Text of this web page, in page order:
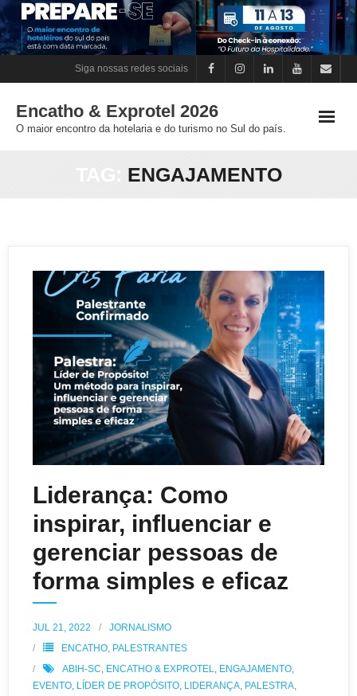
Skip
to
content
Siga nossas redes sociais
Encatho & Exprotel 2026
O maior encontro da hotelaria e do turismo no Sul do país.
TAG: ENGAJAMENTO
Liderança: Como
inspirar, influenciar e
gerenciar pessoas de
forma simples e eficaz
JUL 21, 2022
JORNALISMO
ENCATHO, PALESTRANTES
ABIH-SC, ENCATHO & EXPROTEL, ENGAJAMENTO,
EVENTO, LÍDER DE PROPÓSITO, LIDERANÇA, PALESTRA,